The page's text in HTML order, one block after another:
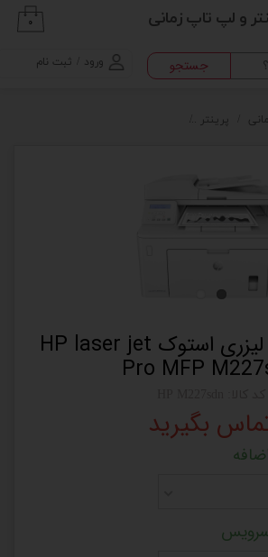
و لپ تاپ زمانی
ورود ثبت نام
۰
جستجو
پرینتر
پرینتر چندکاره لیزری استوک HP laser jet
Pro MFP
بگیرید
سرویس